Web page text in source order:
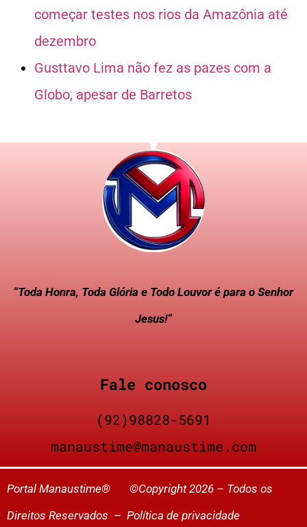
começar testes nos rios da Amazônia até
dezembro
Gusttavo Lima não fez as pazes com a
Globo, apesar de Barretos
“Toda Honra, Toda Glória e Todo Louvor é para o Senhor
Jesus!”
Fale conosco
(92)98828-5691
manaustime@manaustime.com
Portal Manaustime® ©Copyright 2026 – Todos os
Direitos Reservados – Política de privacidade